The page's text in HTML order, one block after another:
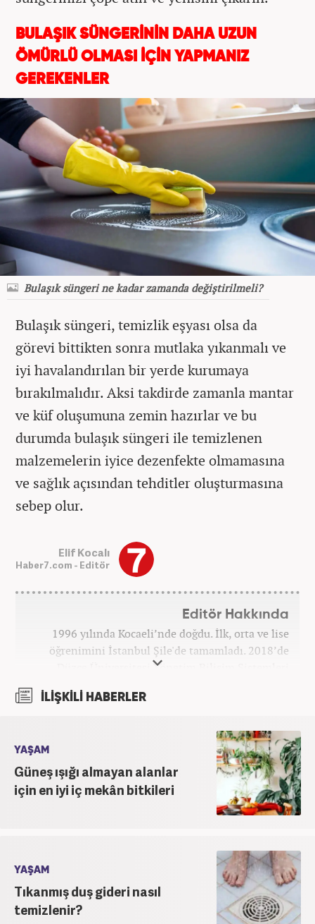
BULAŞIK SÜNGERİNİN DAHA UZUN
ÖMÜRLÜ OLMASI İÇİN YAPMANIZ
GEREKENLER
Bulaşık süngeri ne kadar zamanda değiştirilmeli?
Bulaşık süngeri, temizlik eşyası olsa da
görevi bittikten sonra mutlaka yıkanmalı ve
iyi havalandırılan bir yerde kurumaya
bırakılmalıdır. Aksi takdirde zamanla mantar
ve küf oluşumuna zemin hazırlar ve bu
durumda bulaşık süngeri ile temizlenen
malzemelerin iyice dezenfekte olmamasına
ve sağlık açısından tehditler oluşturmasına
sebep olur.
Elif Kocalı
Haber7.com - Editör
Editör Hakkında
1996 yılında Kocaeli’nde doğdu. İlk, orta ve lise
öğrenimini İstanbul Şile'de tamamladı. 2018’de
Düzce Üniversitesi Yönetim Bilişim Sistemleri
bağlı Haber7.com bünyesinde ‘SEO Editörü’
İLİŞKİLİ HABERLER
YAŞAM
Güneş ışığı almayan alanlar
için en iyi iç mekân bitkileri
YAŞAM
Tıkanmış duş gideri nasıl
temizlenir?